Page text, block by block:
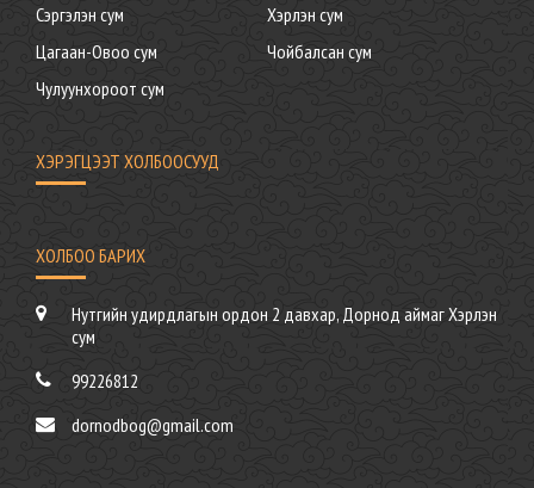
Сэргэлэн сум
Хэрлэн сум
Цагаан-Овоо сум
Чойбалсан сум
Чулуунхороот сум
ХЭРЭГЦЭЭТ ХОЛБООСУУД
ХОЛБОО БАРИХ
Нутгийн удирдлагын ордон 2 давхар, Дорнод аймаг Хэрлэн
сум
99226812
dornodbog@gmail.com